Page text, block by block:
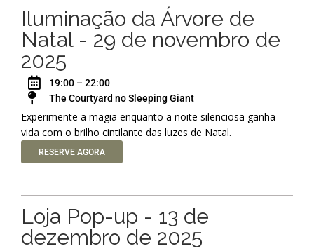
Iluminação da Árvore de
Natal - 29 de novembro de
2025
19:00 – 22:00
The Courtyard no Sleeping Giant
Experimente a magia enquanto a noite silenciosa ganha
vida com o brilho cintilante das luzes de Natal.
RESERVE AGORA
Loja Pop-up - 13 de
dezembro de 2025